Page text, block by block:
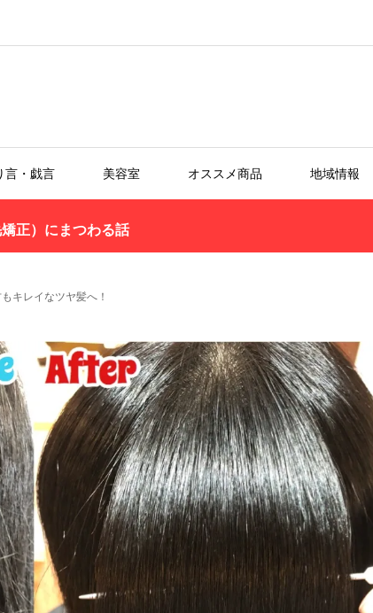
言・戯言 美容室 オススメ商品 地域情報
正）にまつわる話
キレイなツヤ髪へ！